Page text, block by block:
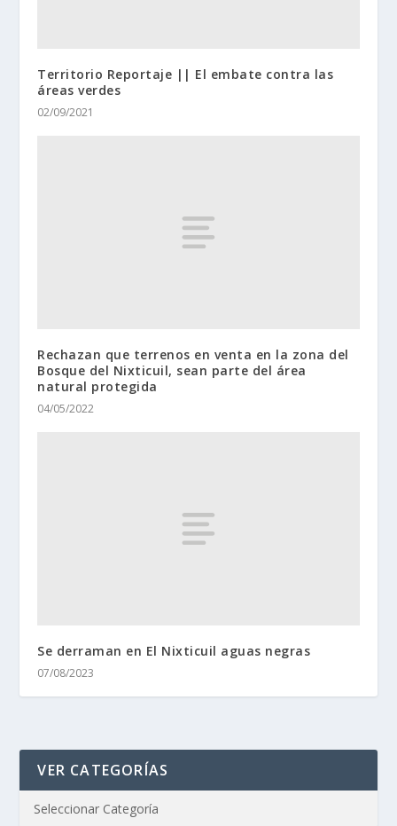
Territorio Reportaje || El embate contra las
áreas verdes
02/09/2021
Rechazan que terrenos en venta en la zona del
Bosque del Nixticuil, sean parte del área
natural protegida
04/05/2022
Se derraman en El Nixticuil aguas negras
07/08/2023
VER CATEGORÍAS